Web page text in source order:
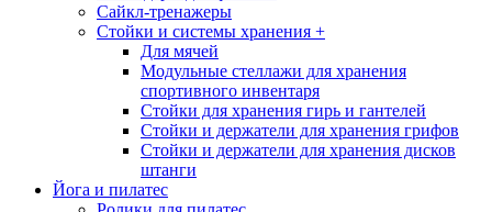
Сайкл-тренажеры
Стойки и системы хранения +
Для мячей
Модульные стеллажи для хранения
спортивного инвентаря
Стойки для хранения гирь и гантелей
Стойки и держатели для хранения грифов
Стойки и держатели для хранения дисков
штанги
Йога и пилатес